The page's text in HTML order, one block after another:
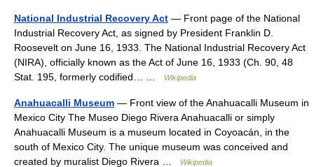
National Industrial Recovery Act — Front page of the National
Industrial Recovery Act, as signed by President Franklin D.
Roosevelt on June 16, 1933. The National Industrial Recovery Act
(NIRA), officially known as the Act of June 16, 1933 (Ch. 90, 48
Stat. 195, formerly codified… …
Wikipedia
Anahuacalli Museum — Front view of the Anahuacalli Museum in
Mexico City The Museo Diego Rivera Anahuacalli or simply
Anahuacalli Museum is a museum located in Coyoacán, in the
south of Mexico City. The unique museum was conceived and
created by muralist Diego Rivera …
Wikipedia